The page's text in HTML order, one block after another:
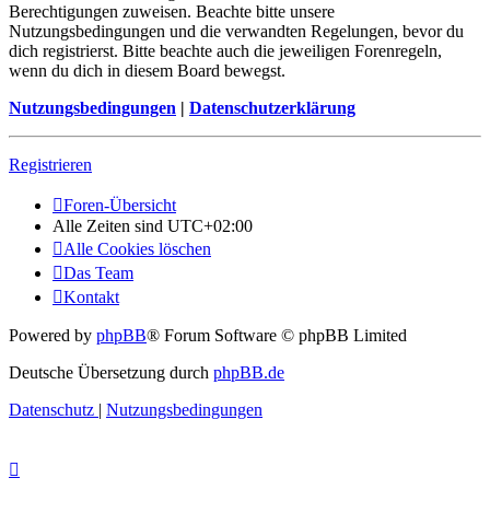
Berechtigungen zuweisen. Beachte bitte unsere
Nutzungsbedingungen und die verwandten Regelungen, bevor du
dich registrierst. Bitte beachte auch die jeweiligen Forenregeln,
wenn du dich in diesem Board bewegst.
Nutzungsbedingungen | Datenschutzerklärung
Registrieren
Foren-Übersicht
Alle Zeiten sind UTC+02:00
Alle Cookies löschen
Das Team
Kontakt
Powered by phpBB® Forum Software © phpBB Limited
Deutsche Übersetzung durch phpBB.de
Datenschutz | Nutzungsbedingungen